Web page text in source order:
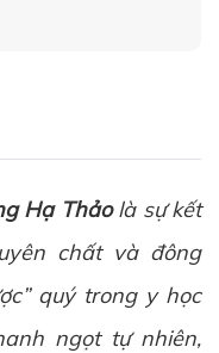
Hạ Thảolà sự kết
chất và đông
quý trong y học
ngọt tự nhiên,